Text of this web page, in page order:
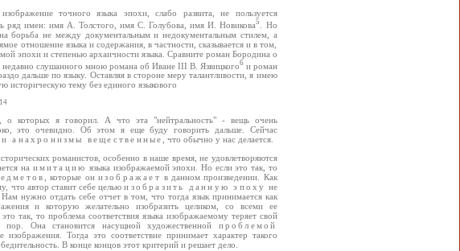
точного языка эпохи, слабо развита, не пользуется
ряд имен: имя А. Толстого, имя С. Голубова, имя И. Новикова5
. Но
борьба не между документальным и недокументальным стилем, а
отношение языка и содержания, в частности, сказывается и в том,
эпохи и степенью архаичности языка. Сравните роман Бородина о
слушанного мною романа об Иване III В. Язвицкого6и роман
дальше по языку. Оставляя в стороне меру талантливости, я имею
историческую тему без единого языкового
о которых я говорил. А что эта "нейтральность" - вещь очень
это очевидно. Об этом я еще буду говорить дальше. Сейчас
анахронизмы вещественные
, что обычно у нас делается.
романистов, особенно в наше время, не удовлетворяются
на имитацию языка изображаемой эпохи. Но если это так, то
, которые он изображает в данном произведении. Как
что автор ставит себе цельюизобразить данную эпоху не
нужно отдать себе отчет в том, что тогда язык принимается как
и которую желательно изобразить целиком, со всеми ее
так, то проблема соответствия языка изображаемому теряет свой
Она становится насущной художественной проблемой
Тогда это соответствие принимает характер такого
В конце концов этот критерий и решает дело.